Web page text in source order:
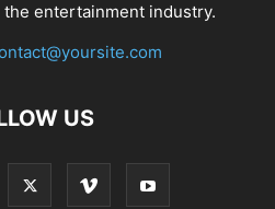
entertainment industry.
US